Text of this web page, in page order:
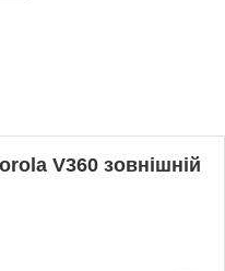
V360 зовнішній